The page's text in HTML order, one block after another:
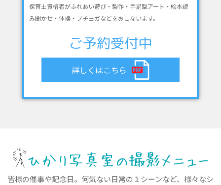
保育士資格者がふれあい遊び・製作・手足型アート・絵本読
み聞かせ・体操・プチヨガなどをおこないます。
ご予約受付中
詳しくはこちら
皆様の催事や記念日。何気ない日常の１シーンなど、様々なシ